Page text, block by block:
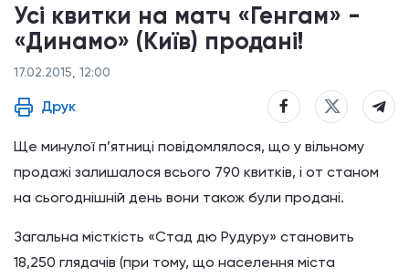
Усі квитки на матч «Генгам» -
«Динамо» (Київ) продані!
17.02.2015, 12:00
Друк
Ще минулої п’ятниці повідомлялося, що у вільному
продажі залишалося всього 790 квитків, і от станом
на сьогоднішній день вони також були продані.
Загальна місткість «Стад дю Рудуру» становить
18,250 глядачів (при тому, що населення міста